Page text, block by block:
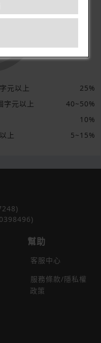
元以上
25%
字元以上
40~50%
10%
上 5~15%
幫助
客服中心
服務條款/隱私權
政策